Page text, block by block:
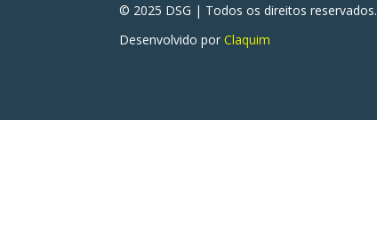
© 2025 DSG | Todos os direitos reservados.
Desenvolvido porClaquim